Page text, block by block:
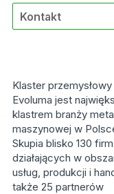
Kontakt
Klaster przemysłowy
Evoluma jest
klastrem branży
maszynowej w
Skupia blisko 130 firm
działających w
usług, produkcji i
także 25 partnerów